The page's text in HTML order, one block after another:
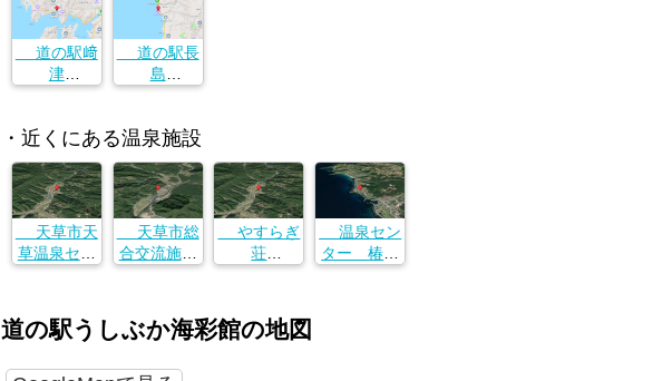
道の駅﨑
津
6-116
道の駅長
島
6-116
・近くにある温泉施設
天草市天
草温泉セン
熊本県天草
市久玉町２
天草市総
合交流施設
熊本県天草
市河浦町河
やすらぎ
荘
１９３−２
温泉セン
ター 椿の
道の駅うしぶか海彩館の地図